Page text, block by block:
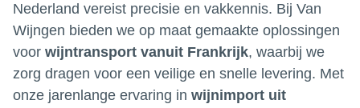
Nederland vereist precisie en vakkennis. Bij Van
Wijngen bieden we op maat gemaakte oplossingen
voor wijntransport vanuit Frankrijk, waarbij we
zorg dragen voor een veilige en snelle levering. Met
onze jarenlange ervaring in wijnimport uit